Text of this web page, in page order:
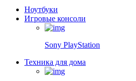
Ноутбуки
Игровые консоли
Sony PlayStation
Техника для дома